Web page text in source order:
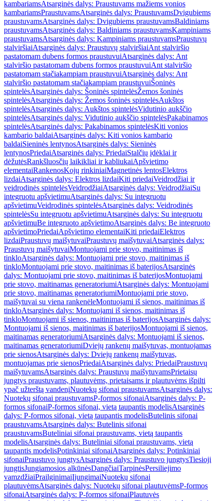
kambariamsAtsarginės dalys: Praustuvams mažiems vonios
kambariamsPraustuvamsAtsarginės dalys: PraustuvamsDvigubiems
praustuvamsAtsarginės dalys: Dvigubiems praustuvamsBaldiniams
praustuvamsAtsarginės dalys: Baldiniams praustuvamsKampiniams
praustuvamsAtsarginės dalys: Kampiniams praustuvamsPraustuvų
stalviršiaiAtsarginės dalys: Praustuvų stalviršiaiAnt stalviršio
pastatomam dubens formos praustuvuiAtsarginės dalys: Ant
stalviršio pastatomam dubens formos praustuvuiAnt stalviršio
pastatomam stačiakampiam praustuvuiAtsarginės dalys: Ant
stalviršio pastatomam stačiakampiam praustuvuiŠoninės
spintelėsAtsarginės dalys: Šoninės spintelėsŽemos šoninės
spintelėsAtsarginės dalys: Žemos šoninės spintelėsAukštos
spintelėsAtsarginės dalys: Aukštos spintelėsVidutinio aukščio
spintelėsAtsarginės dalys: Vidutinio aukščio spintelėsPakabinamos
spintelėsAtsarginės dalys: Pakabinamos spintelėsKiti vonios
kambario baldaiAtsarginės dalys: Kiti vonios kambario
baldaiSieninės lentynosAtsarginės dalys: Sieninės
lentynosPriedaiAtsarginės dalys: PriedaiStalčių įdėklai ir
dėžutėsRankšluosčių laikikliai ir kabliukaiApšvietimo
elementaiRankenosKojų rinkiniaiMagnetinės lentosElektros
lizdaiAtsarginės dalys: Elektros lizdaiKiti priedaiVeidrodžiai ir
veidrodinės spintelėsVeidrodžiaiAtsarginės dalys: VeidrodžiaiSu
integruotu apšvietimuAtsarginės dalys: Su integruotu
apšvietimuVeidrodinės spintelėsAtsarginės dalys: Veidrodinės
spintelėsSu integruotu apšvietimuAtsarginės dalys: Su integruotu
apšvietimuBe integruoto apšvietimoAtsarginės dalys: Be integruoto
apšvietimoPriedaiApšvietimo elementaiKiti priedaiElektros
lizdaiPraustuvų maišytuvaiPraustuvų maišytuvaiAtsarginės dalys:
Praustuvų maišytuvaiMontuojami prie stovo, maitinimas iš
tinkloAtsarginės dalys: Montuojami prie stovo, maitinimas iš
tinkloMontuojami prie stovo, maitinimas iš baterijosAtsarginės
dalys: Montuojami prie stovo, maitinimas iš baterijosMontuojami
prie stovo, maitinamas generatoriumiAtsarginės dalys: Montuojami
prie stovo, maitinamas generatoriumiMontuojami prie stovo,
maišytuvai su viena rankenėleMontuojami iš sienos, maitinimas iš
tinkloAtsarginės dalys: Montuojami iš sienos, maitinimas iš
tinkloMontuojami iš sienos, maitinimas iš baterijosAtsarginės dalys:
Montuojami iš sienos, maitinimas iš baterijosMontuojami iš sienos,
maitinamas generatoriumiAtsarginės dalys: Montuojami iš sienos,
maitinamas generatoriumiDviejų rankenų maišytuvas, montuojamas
prie sienosAtsarginės dalys: Dviejų rankenų maišytuvas,
montuojamas prie sienosPriedaiAtsarginės dalys: PriedaiPraustuvų
maišytuvamsAtsarginės dalys: Praustuvų maišytuvamsPrietaisų
jungtys praustuvams, plautuvėms, prietaisams ir plautuvėms išpilti
ypač užterštą vandenįNuotekų sifonai praustuvamsAtsarginės dalys:
Nuotekų sifonai praustuvamsP-formos sifonaiAtsarginės dalys: P-
formos sifonaiP-formos sifonai, vietą taupantis modelisAtsarginės
dalys: P-formos sifonai, vietą taupantis modelisButelinis sifonai
praustuvamsAtsarginės dalys: Butelinis sifonai
praustuvamsButeliniai sifonai praustuvams, vietą taupantis
modelisAtsarginės dalys: Buteliniai sifonai praustuvams, vietą
taupantis modelisPotinkiniai sifonaiAtsarginės dalys: Potinkiniai
sifonaiPraustuvo jungtysAtsarginės dalys: Praustuvo jungtysTiesioji
jungtisJungiamosios alkūnėsDangčiaiTarpinėsPersiliejimo
vamzdžiaiPrailginimaiĮjungimaiNuotekų sifonai
plautuvėmsAtsarginės dalys: Nuotekų sifonai plautuvėmsP-formos
sifonaiAtsarginės dalys: P-formos sifonaiPlautuvės